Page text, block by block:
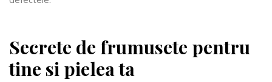
Secrete de frumusete pentru
tine si pielea ta